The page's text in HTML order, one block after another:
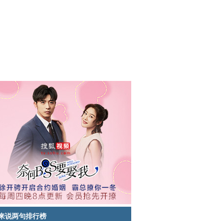
说两句排行榜